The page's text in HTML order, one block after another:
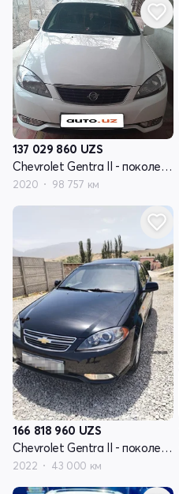
137 029 860 UZS
Chevrolet Gentra II - поколение
2020 98 757 км
166 818 960 UZS
Chevrolet Gentra II - поколение
2022 43 000 км